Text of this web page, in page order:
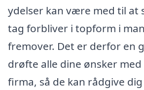
ydelser kan være med til at
tag forbliver i topform i
fremover. Det er derfor en
drøfte alle dine ønsker
firma, så de kan rådgive